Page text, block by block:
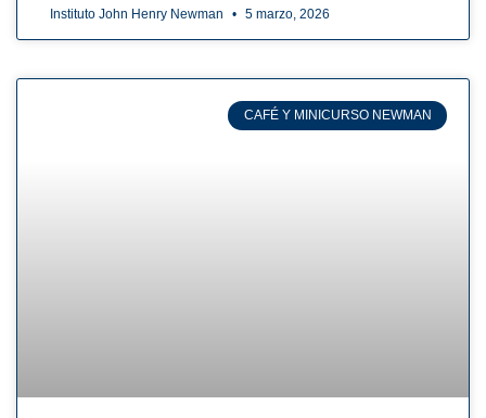
Instituto John Henry Newman 5 marzo, 2026
CAFÉ Y MINICURSO NEWMAN